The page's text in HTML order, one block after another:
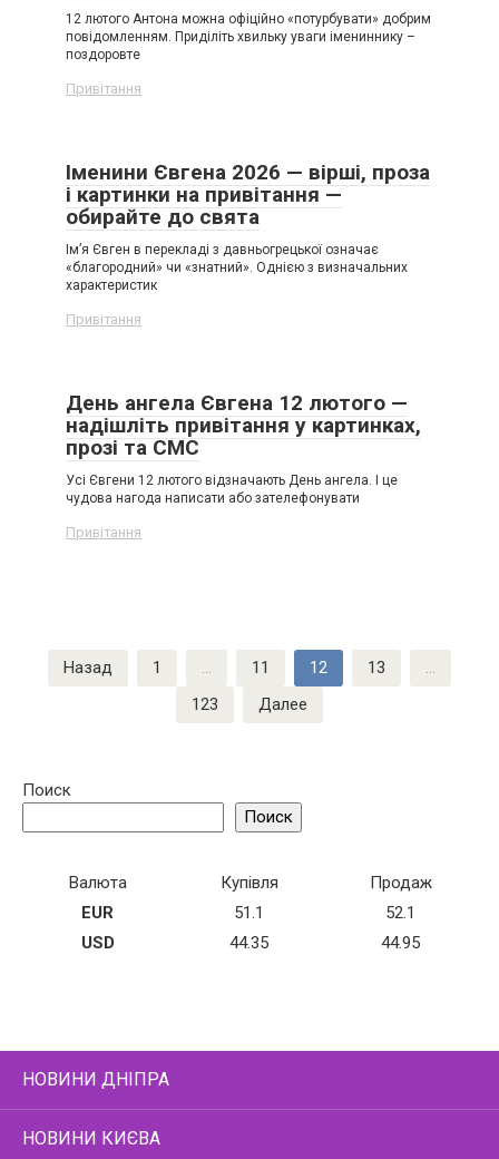
12 лютого Антона можна офіційно «потурбувати» добрим
повідомленням. Приділіть хвильку уваги імениннику –
поздоровте
Привітання
Іменини Євгена 2026 — вірші, проза
і картинки на привітання —
обирайте до свята
Ім’я Євген в перекладі з давньогрецької означає
«благородний» чи «знатний». Однією з визначальних
характеристик
Привітання
День ангела Євгена 12 лютого —
надішліть привітання у картинках,
прозі та СМС
Усі Євгени 12 лютого відзначають День ангела. І це
чудова нагода написати або зателефонувати
Привітання
Пагинация
записей
Назад 1 … 11 12 13
…
123
Далее
Поиск
Поиск
Валюта Купівля
Продаж
EUR
51.1
52.1
USD
44.35 44.95
НОВИНИ ДНІПРА
НОВИНИ КИЄВА